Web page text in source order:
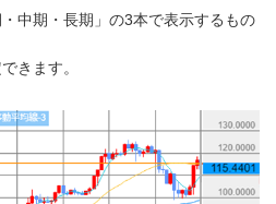
中期・長期」の3本で表示するもの
きます。